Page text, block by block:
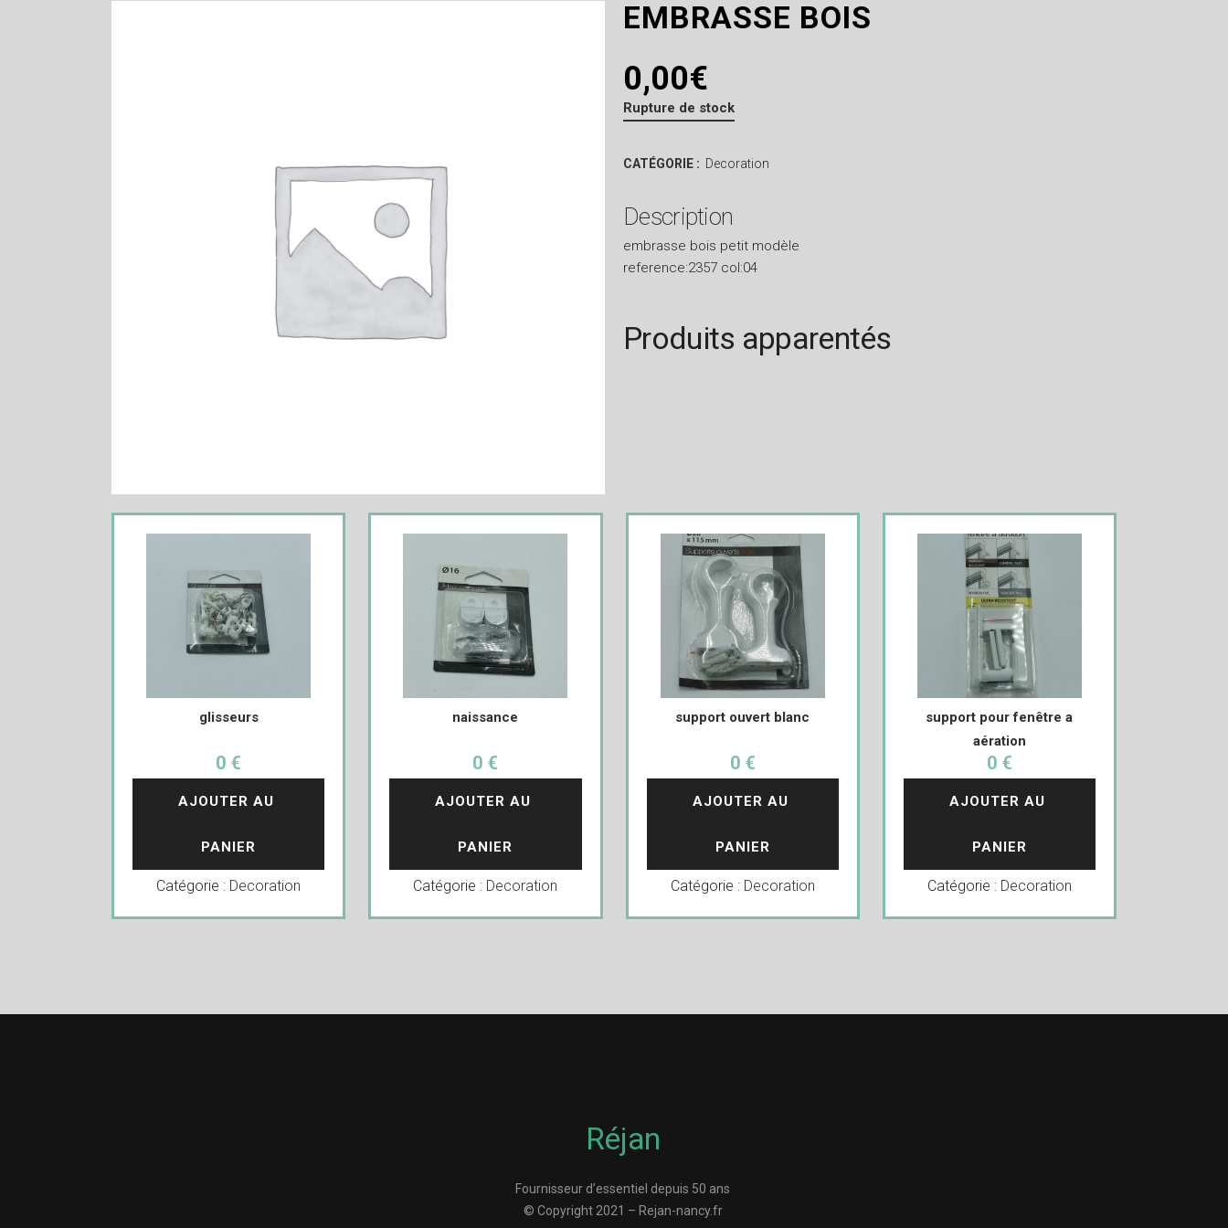
EMBRASSE BOIS
0,00€
Rupture de stock
CATÉGORIE : Decoration
Description
embrasse bois petit modèle
reference:2357 col:04
Produits apparentés
glisseurs
0 €
AJOUTER AU
PANIER
Catégorie : Decoration
naissance
0 €
AJOUTER AU
PANIER
Catégorie : Decoration
support ouvert blanc
0 €
AJOUTER AU
PANIER
Catégorie : Decoration
support pour fenêtre a
aération
0 €
AJOUTER AU
PANIER
Catégorie : Decoration
Réjan
Fournisseur d’essentiel depuis 50 ans
© Copyright 2021 – Rejan-nancy.fr